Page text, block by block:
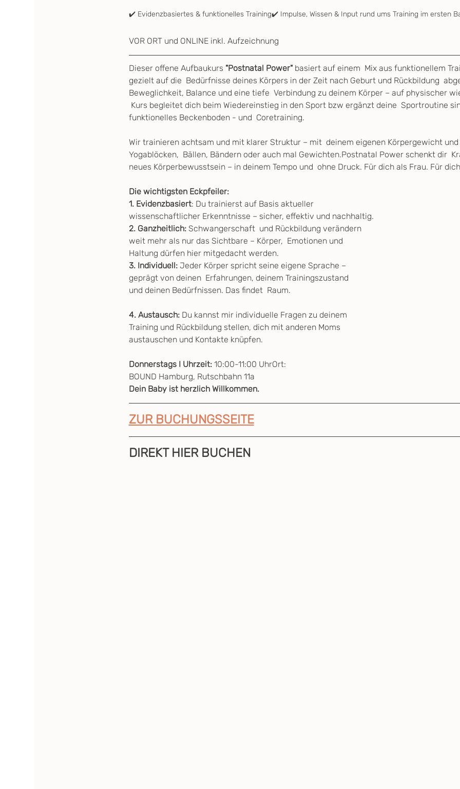
✔️ Evidenzbasiertes & funktionelles Training✔️ Impulse, Wissen & Input rund ums Training im ersten
VOR ORT und ONLINE inkl. Aufzeichnung
Dieser offene Aufbaukurs "Postnatal Power" basiert auf einem  Mix aus funktionellem
gezielt auf die  Bedürfnisse deines Körpers in der Zeit nach Geburt und Rückbildung
Beweglichkeit, Balance und eine tiefe  Verbindung zu deinem Körper – auf physischer
Kurs begleitet dich beim Wiedereinstieg in den Sport bzw ergänzt deine  Sportroutine
funktionelles Beckenboden - und  Coretraining.
Wir trainieren achtsam und mit klarer Struktur – mit  deinem eigenen Körpergewicht
Yogablöcken,  Bällen, Bändern oder auch mal Gewichten.Postnatal Power schenkt dir
neues Körperbewusstsein – in deinem Tempo und  ohne Druck. Für dich als Frau. Für
Die wichtigsten Eckpfeiler:
1. Evidenzbasiert: Du trainierst auf Basis aktueller
wissenschaftlicher Erkenntnisse – sicher, effektiv und nachhaltig.
2. Ganzheitlich: Schwangerschaft  und Rückbildung verändern
weit mehr als nur das Sichtbare – Körper,  Emotionen und
Haltung dürfen hier mitgedacht werden.
3. Individuell: Jeder Körper spricht seine eigene Sprache –
geprägt von deinen  Erfahrungen, deinem Trainingszustand
und deinen Bedürfnissen. Das findet  Raum.
4. Austausch: Du kannst mir individuelle Fragen zu deinem
Training und Rückbildung stellen, dich mit anderen Moms
austauschen und Kontakte knüpfen.
Donnerstags I Uhrzeit: 10:00-11:00 UhrOrt:
BOUND Hamburg, Rutschbahn 11a
Dein Baby ist herzlich Willkommen.
ZUR BUCHUNGSSEITE
DIREKT HIER BUCHEN